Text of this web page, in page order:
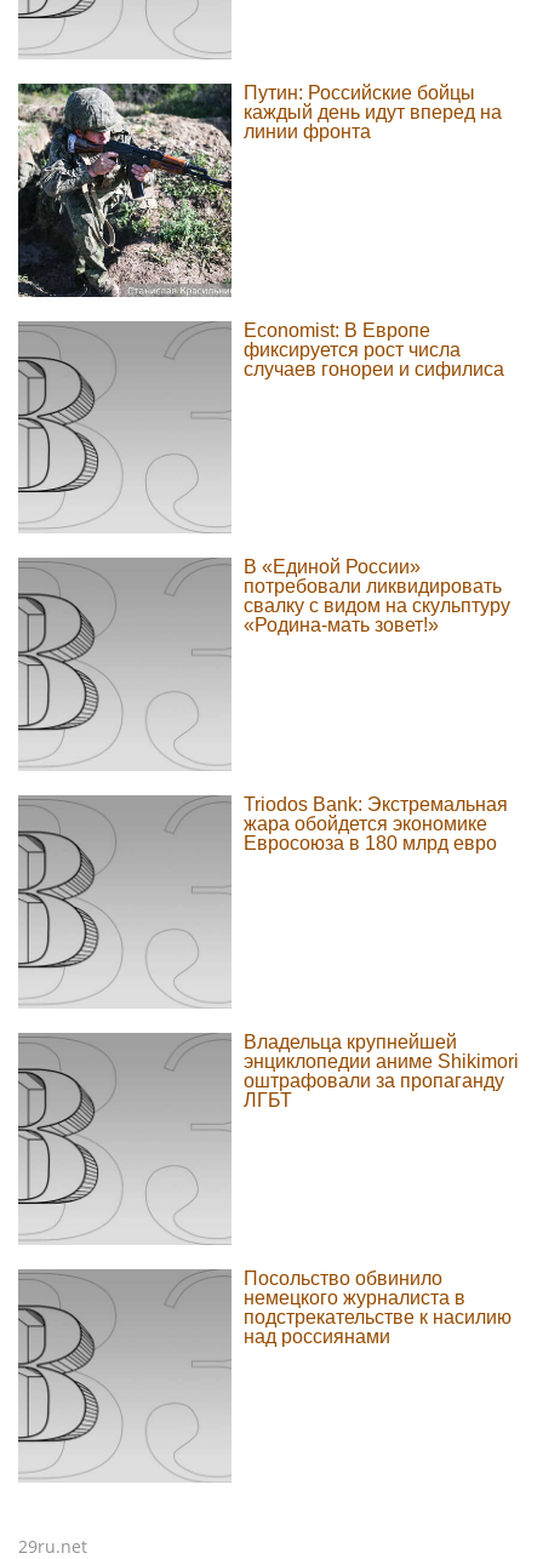
Путин: Российские бойцы
каждый день идут вперед на
линии фронта
Economist: В Европе
фиксируется рост числа
случаев гонореи и сифилиса
В «Единой России»
потребовали ликвидировать
свалку с видом на скульптуру
«Родина-мать зовет!»
Triodos Bank: Экстремальная
жара обойдется экономике
Евросоюза в 180 млрд евро
Владельца крупнейшей
энциклопедии аниме Shikimori
оштрафовали за пропаганду
ЛГБТ
Посольство обвинило
немецкого журналиста в
подстрекательстве к насилию
над россиянами
29ru.net